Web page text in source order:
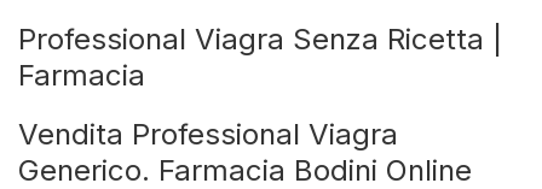
Professional Viagra Senza Ricetta |
Farmacia
Vendita Professional Viagra
Generico. Farmacia Bodini Online